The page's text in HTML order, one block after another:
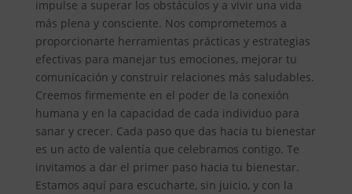
impulse a superar los obstáculos y a vivir una vida
más plena y consciente. Nos comprometemos a
proporcionarte herramientas prácticas y estrategias
efectivas para manejar tus emociones, mejorar tu
comunicación y construir relaciones más saludables.
Creemos firmemente en el poder de la conexión
humana y en la capacidad de cada individuo para
sanar y crecer. Cada paso que das hacia tu bienestar
es un acto de valentía que celebramos contigo. Te
invitamos a dar el primer paso hacia tu bienestar.
Estamos aquí para escucharte, sin juicio, y con la